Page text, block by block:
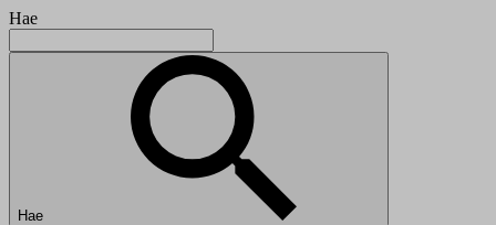
Hae
Hae